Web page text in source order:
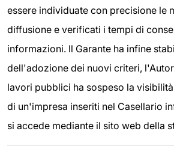
essere individuate con precisione le
diffusione e verificati i tempi di
informazioni. Il Garante ha infine
dell'adozione dei nuovi criteri,
lavori pubblici ha sospeso la
di un'impresa inseriti nel Casellario
si accede mediante il sito web della